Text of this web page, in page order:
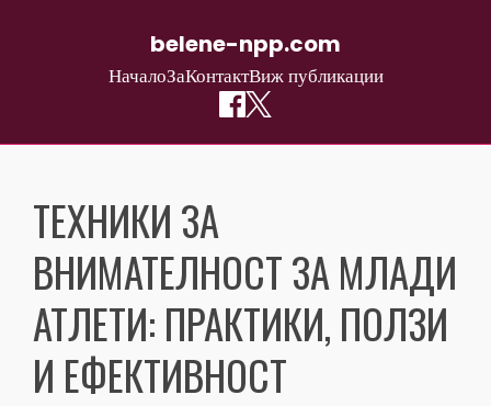
belene-npp.com
НачалоЗаКонтактВиж публикации
content
ТЕХНИКИ ЗА
ВНИМАТЕЛНОСТ ЗА МЛАДИ
АТЛЕТИ: ПРАКТИКИ, ПОЛЗИ
И ЕФЕКТИВНОСТ